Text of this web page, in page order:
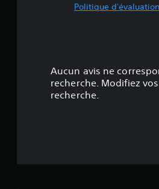
Politique
Aucun avis ne
recherche. Modifiez
recherche.